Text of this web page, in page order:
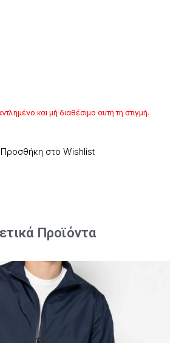
και μή διαθέσιμο αυτή τη στιγμή.
Προσθήκη στο Wishlist
Προϊόντα